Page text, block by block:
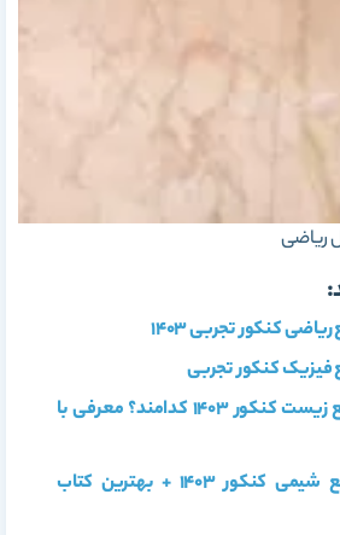
ریاضی
کنکور تجربی 1403
فیزیک کنکور تجربی
بهترین منابع زیست کنکور 1403 کدامند؟ معرفی با
بهترین منابع شیمی کنکور 1403 + بهترین کتاب